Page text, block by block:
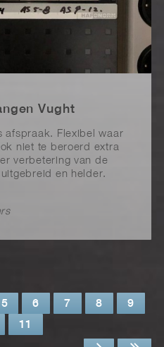
Vught
afspraak. Flexibel waar
niet te beroerd extra
verbetering van de
en helder.
5 6 7 8 9
11